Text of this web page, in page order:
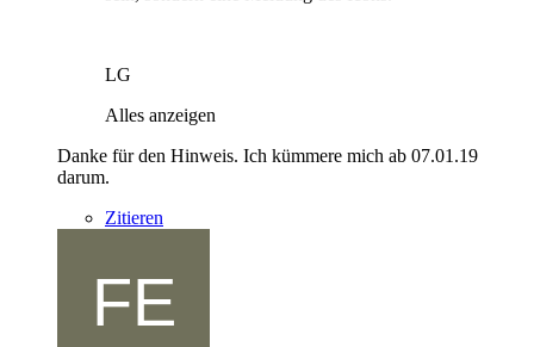
LG
Alles anzeigen
Danke für den Hinweis. Ich kümmere mich ab 07.01.19
darum.
Zitieren